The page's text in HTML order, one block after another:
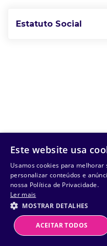
Estatuto Social
Powered byMZ
Este website usa
Usamos cookies para melhorar
personalizar conteúdos e
nossa Política de Privacidade.
Ler mais
MOSTRAR DETALHES
ACEITAR TODOS